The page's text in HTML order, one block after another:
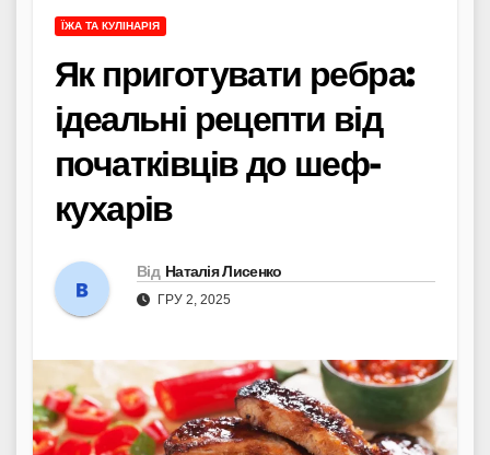
ЇЖА ТА КУЛІНАРІЯ
Як приготувати ребра:
ідеальні рецепти від
початківців до шеф-
кухарів
Від Наталія Лисенко
ГРУ 2, 2025